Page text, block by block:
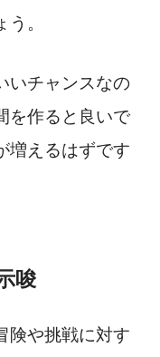
。
いチャンスなの
を作ると良いで
増えるはずです
唆
険や挑戦に対す